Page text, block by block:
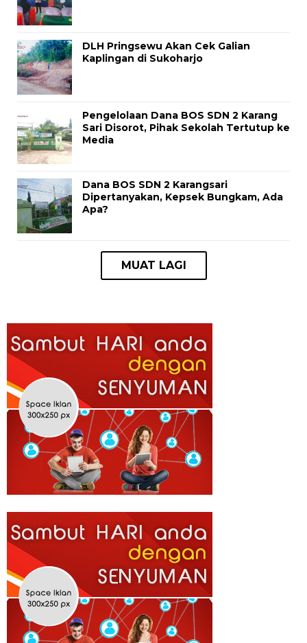
DLH Pringsewu Akan Cek Galian
Kaplingan di Sukoharjo
Pengelolaan Dana BOS SDN 2 Karang
Sari Disorot, Pihak Sekolah Tertutup ke
Media
Dana BOS SDN 2 Karangsari
Dipertanyakan, Kepsek Bungkam, Ada
Apa?